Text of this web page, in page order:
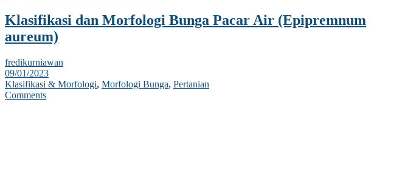
Klasifikasi dan Morfologi Bunga Pacar Air (Epipremnum
aureum)
fredikurniawan
09/01/2023
Klasifikasi & Morfologi, Morfologi Bunga, Pertanian
Comments